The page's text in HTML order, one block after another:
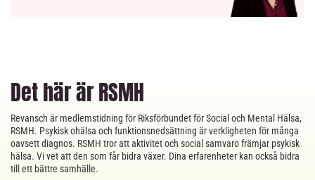
Det här är RSMH
Revansch är medlemstidning för Riksförbundet för Social och Mental Hälsa,
RSMH. Psykisk ohälsa och funktionsnedsättning är verkligheten för många
oavsett diagnos. RSMH tror att aktivitet och social samvaro främjar psykisk
hälsa. Vi vet att den som får bidra växer. Dina erfarenheter kan också bidra
till ett bättre samhälle.